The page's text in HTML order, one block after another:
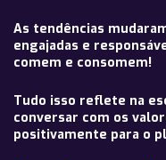
As tendências
engajadas e
comem e consomem!
Tudo isso reflete na
conversar com os
positivamente para o